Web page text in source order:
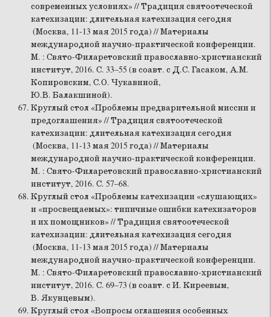
современных условиях» // Традиция святоотеческой
катехизации: длительная катехизация сегодня
(Москва, 11-13 мая 2015 года) // Материалы
международной научно-практической конференции.
М. : Свято-Филаретовский православно-христианский
институт, 2016. С. 33–55 (в соавт. с Д.С. Гасаком, А.М.
Копировским, С.О. Чукавиной,
Ю.В. Балакшиной).
Круглый стол «Проблемы предварительной миссии и
предоглашения» // Традиция святоотеческой
катехизации: длительная катехизация сегодня
(Москва, 11-13 мая 2015 года) // Материалы
международной научно-практической конференции.
М. : Свято-Филаретовский православно-христианский
институт, 2016. С. 57–68.
Круглый стол «Проблемы катехизации «слушающих»
и «просвещаемых»: типичные ошибки катехизаторов
и их помощников» // Традиция святоотеческой
катехизации: длительная катехизация сегодня
(Москва, 11-13 мая 2015 года) // Материалы
международной научно-практической конференции.
М. : Свято-Филаретовский православно-христианский
институт, 2016. С. 69–73 (в соавт. с И. Киреевым,
В. Якунцевым).
Круглый стол «Вопросы оглашения особенных